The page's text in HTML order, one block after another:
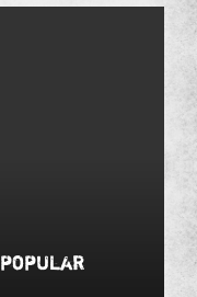
popular